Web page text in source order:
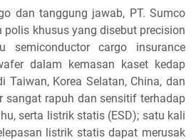
dan tanggung jawab, PT. Sumco
polis khusus yang disebut precision
semiconductor cargo insurance
dalam kemasan kaset kedap
Taiwan, Korea Selatan, China, dan
sangat rapuh dan sensitif terhadap
serta listrik statis (ESD); satu kali
listrik statis dapat merusak